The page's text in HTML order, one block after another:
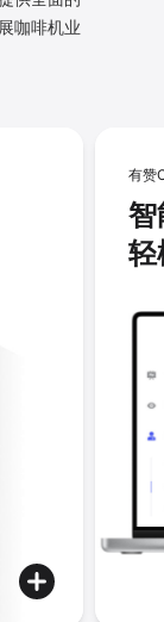
咖啡机业
有赞
智
轻